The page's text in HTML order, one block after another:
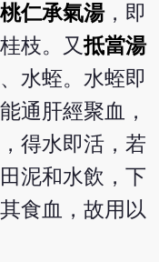
桃仁承氣湯，即
枝。又抵當湯
水蛭。水蛭即
通肝經聚血，
得水即活，若
泥和水飲，下
食血，故用以